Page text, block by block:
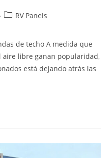
PostRV Panels
de techo A medida que
aire libre ganan popularidad,
está dejando atrás las